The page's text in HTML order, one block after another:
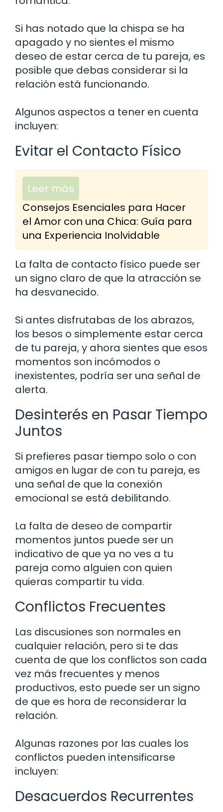
Si has notado que la chispa se ha
apagado y no sientes el mismo
deseo de estar cerca de tu pareja, es
posible que debas considerar si la
relación está funcionando.
Algunos aspectos a tener en cuenta
incluyen:
Evitar el Contacto Físico
Leer más
Consejos Esenciales para Hacer
el Amor con una Chica: Guía para
una Experiencia Inolvidable
La falta de contacto físico puede ser
un signo claro de que la atracción se
ha desvanecido.
Si antes disfrutabas de los abrazos,
los besos o simplemente estar cerca
de tu pareja, y ahora sientes que esos
momentos son incómodos o
inexistentes, podría ser una señal de
alerta.
Desinterés en Pasar Tiempo
Juntos
Si prefieres pasar tiempo solo o con
amigos en lugar de con tu pareja, es
una señal de que la conexión
emocional se está debilitando.
La falta de deseo de compartir
momentos juntos puede ser un
indicativo de que ya no ves a tu
pareja como alguien con quien
quieras compartir tu vida.
Conflictos Frecuentes
Las discusiones son normales en
cualquier relación, pero si te das
cuenta de que los conflictos son cada
vez más frecuentes y menos
productivos, esto puede ser un signo
de que es hora de reconsiderar la
relación.
Algunas razones por las cuales los
conflictos pueden intensificarse
incluyen:
Desacuerdos Recurrentes